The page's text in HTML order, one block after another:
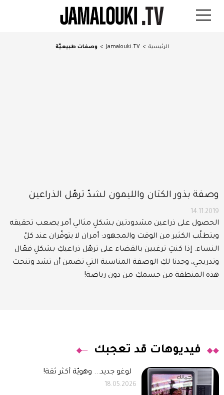
الرئيسية >
Jamalouki.TV
> وصفات طبيعيّة
وصفة بذور الكتان والليمون لشدّ ترهّل الذراعين
14.11.2019
الحصول على ذراعين مشدودتين بشكلٍ مثالي أمر يصعب تحقيقه
ويتطلّب الكثير من الوقت والمجهود: أمران لا يتوفّران عند كلّ
النساء. إذا كنتِ ترغبين بالقضاء على ترهّل ذراعيكِ بشكلٍ فعّال
وتدريجي، وجدنا لكِ الوصفة المناسبة التي تضمن أن تشد وتنحت
هذه المنطقة من جسمكِ من دون رياضة!
فيديوهات قد تعجبك
لوغو جديد... وهويّة أكثر ثقة!
18.05.2026